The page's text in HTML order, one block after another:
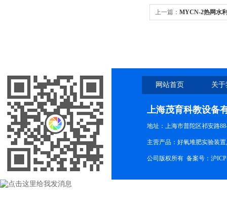
上一篇： MYCN-2热网水
网站首页 关
上海茂育科教设备
地址：上海市普陀区祁安路
主营产品：好氧堆肥实验装
公司版权所有 备案号： 沪